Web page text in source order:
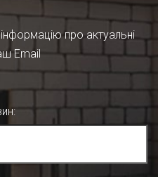
про актуальні
Email
: